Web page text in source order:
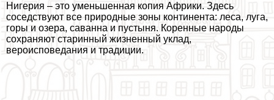
Нигерия – это уменьшенная копия Африки. Здесь
соседствуют все природные зоны континента: леса, луга,
горы и озера, саванна и пустыня. Коренные народы
сохраняют старинный жизненный уклад,
вероисповедания и традиции.